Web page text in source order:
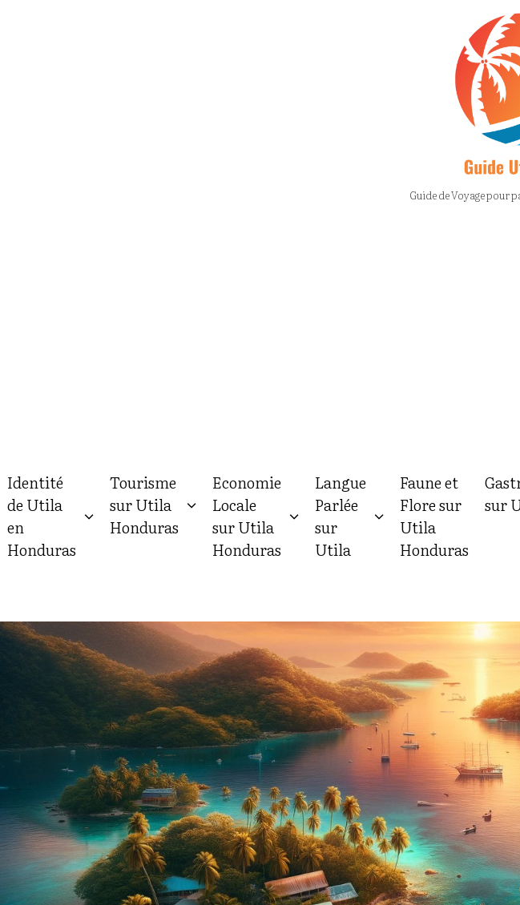
Guide de Voyage
Identité
de Utila
en
Honduras
Tourisme
sur Utila
Honduras
Economie
Locale
sur Utila
Honduras
Langue
Parlée
sur
Utila
Faune et
Flore sur
Utila
Honduras
sur